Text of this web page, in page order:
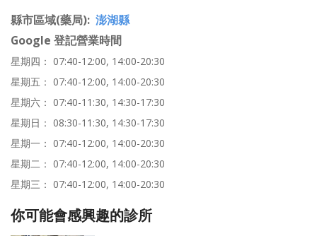
縣市區域(藥局) 澎湖縣
Google 登記營業時間
星期四： 07:40-12:00, 14:00-20:30
星期五： 07:40-12:00, 14:00-20:30
星期六： 07:40-11:30, 14:30-17:30
星期日： 08:30-11:30, 14:30-17:30
星期一： 07:40-12:00, 14:00-20:30
星期二： 07:40-12:00, 14:00-20:30
星期三： 07:40-12:00, 14:00-20:30
你可能會感興趣的診所